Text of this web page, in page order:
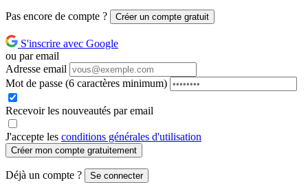
Pas encore de compte ? Créer un compte gratuit
S'inscrire avec Google
ou par email
Adresse email
Mot de passe (6 caractères minimum)
Recevoir les nouveautés par email
J'accepte les conditions générales d'utilisation
Créer mon compte gratuitement
Déjà un compte ? Se connecter